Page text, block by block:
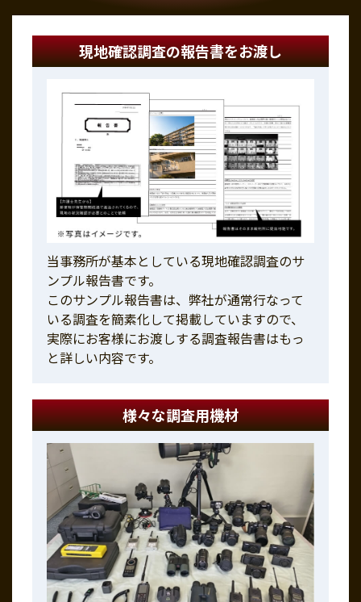
現地確認調査の報告書をお渡し
当事務所が基本としている現地確認調査のサ
ンプル報告書です。
このサンプル報告書は、弊社が通常行なって
いる調査を簡素化して掲載していますので、
実際にお客様にお渡しする調査報告書はもっ
と詳しい内容です。
様々な調査用機材